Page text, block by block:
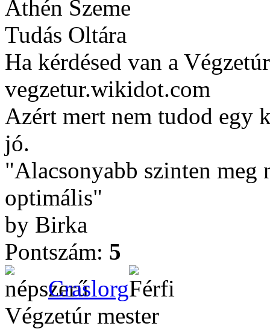
Athén Szeme
Tudás Oltára
Ha kérdésed van a
vegzetur.wikidot.com
Azért mert nem tudod egy
jó.
"Alacsonyabb szinten meg
optimális"
by Birka
Pontszám: 5
Craslorg
Végzetúr mester